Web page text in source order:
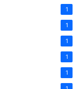
1
1
1
1
1